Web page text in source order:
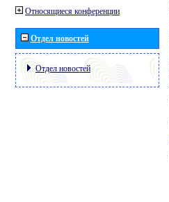
Относящиеся конференции
Отдел новостей
Отдел новостей